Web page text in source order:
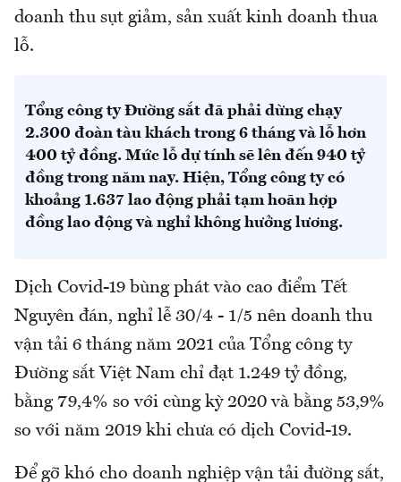
doanh thu sụt giảm, sản xuất kinh doanh thua
lỗ.
Tổng công ty Đường sắt đã phải dừng chạy
2.300 đoàn tàu khách trong 6 tháng và lỗ hơn
400 tỷ đồng. Mức lỗ dự tính sẽ lên đến 940 tỷ
đồng trong năm nay. Hiện, Tổng công ty có
khoảng 1.637 lao động phải tạm hoãn hợp
đồng lao động và nghỉ không hưởng lương.
Dịch Covid-19 bùng phát vào cao điểm Tết
Nguyên đán, nghỉ lễ 30/4 - 1/5 nên doanh thu
vận tải 6 tháng năm 2021 của Tổng công ty
Đường sắt Việt Nam chỉ đạt 1.249 tỷ đồng,
bằng 79,4% so với cùng kỳ 2020 và bằng 53,9%
so với năm 2019 khi chưa có dịch Covid-19.
Để gỡ khó cho doanh nghiệp vận tải đường sắt,